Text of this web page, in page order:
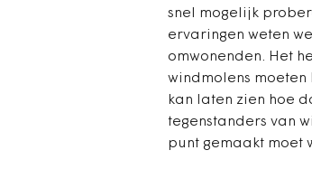
snel mogelijk
ervaringen weten
omwonenden. Het
windmolens
kan laten zien hoe
tegenstanders van
punt gemaakt moet